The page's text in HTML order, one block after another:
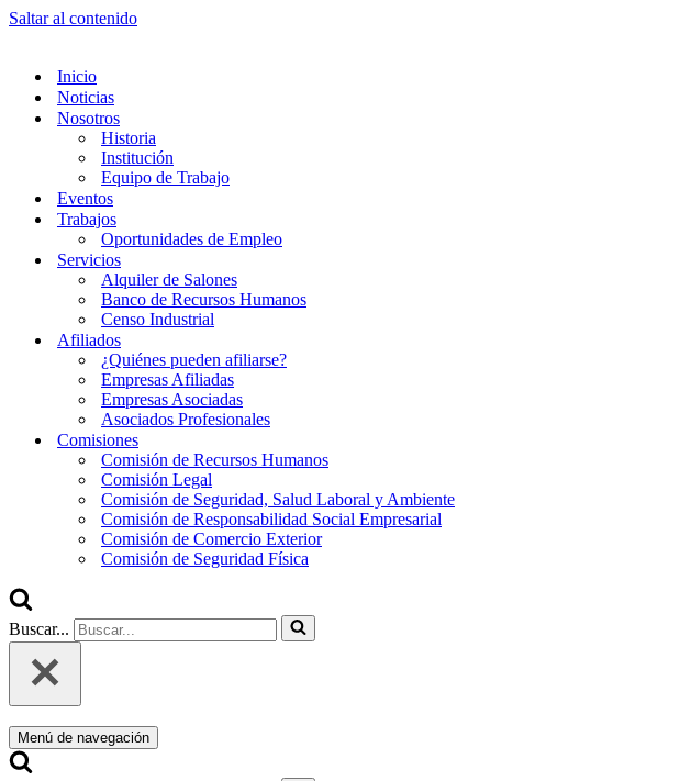
Saltar al contenido
Inicio
Noticias
Nosotros
Historia
Institución
Equipo de Trabajo
Eventos
Trabajos
Oportunidades de Empleo
Servicios
Alquiler de Salones
Banco de Recursos Humanos
Censo Industrial
Afiliados
¿Quiénes pueden afiliarse?
Empresas Afiliadas
Empresas Asociadas
Asociados Profesionales
Comisiones
Comisión de Recursos Humanos
Comisión Legal
Comisión de Seguridad, Salud Laboral y Ambiente
Comisión de Responsabilidad Social Empresarial
Comisión de Comercio Exterior
Comisión de Seguridad Física
Buscar...
Menú de navegación